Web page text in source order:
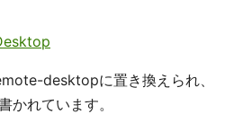
desktopに置き換えられ、
かれています。